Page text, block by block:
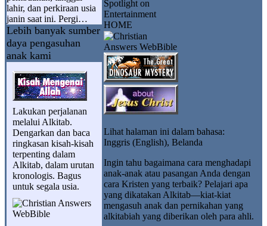
lahir, dan perkiraan usia
janin saat ini. Pergi…
Lebih banyak sumber
daya pengasuhan
anak kami
Lakukan perjalanan
melalui Alkitab.
Dengarkan dan baca
ringkasan kisah-kisah
terpenting dalam
Alkitab, dalam urutan
kronologis. Bagus
untuk segala usia.
Lihat halaman ini dalam bahasa:
Inggris (English), Belanda
Ingin tahu bagaimana cara menghadapi
anak-anak atau pasangan Anda dengan
cara Kristen yang terbaik? Pelajari apa
yang dikatakan Alkitab—kiat-kiat
mengasuh anak dan pernikahan yang
alkitabiah yang diberikan oleh para ahli.